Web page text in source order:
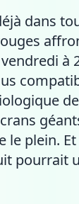
dans
à
le plein.
pourrait